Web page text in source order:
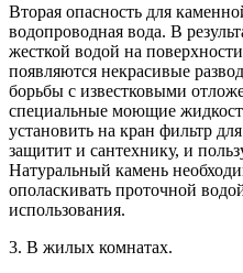
Вторая опасность для
водопроводная вода. В
жесткой водой на
появляются некрасивые
борьбы с известковыми
специальные моющие
установить на кран фильтр
защитит и сантехнику, и
Натуральный камень
ополаскивать проточной
использования.
3. В жилых комнатах.